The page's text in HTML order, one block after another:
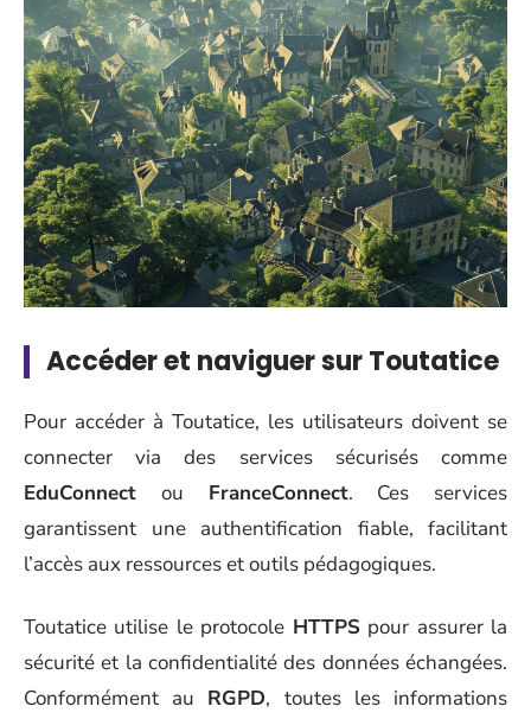
Accéder et naviguer sur Toutatice
Pour accéder à Toutatice, les utilisateurs doivent se
connecter via des services sécurisés comme
EduConnect ou FranceConnect. Ces services
garantissent une authentification fiable, facilitant
l’accès aux ressources et outils pédagogiques.
Toutatice utilise le protocole HTTPSpour assurer la
sécurité et la confidentialité des données échangées.
Conformément au RGPD, toutes les informations